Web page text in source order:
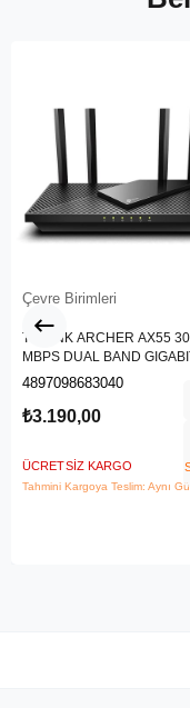
Çevre Birimleri
TP-LINK ARCHER AX55
MBPS DUAL BAND
6 ROUTER
4897098683040
₺3.190,00
ÜCRETSIZ KARGO
Tahmini Kargoya Teslim: Aynı